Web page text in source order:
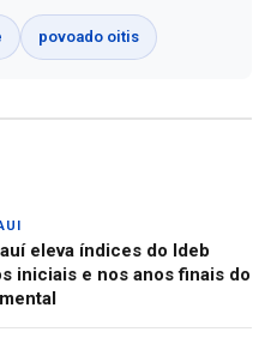
povoado oitis
eleva índices do Ideb
iniciais e nos anos finais do